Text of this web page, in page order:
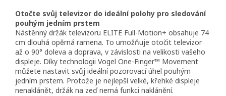
Otočte svůj televizor do ideální polohy pro sledování
pouhým jedním prstem
Nástěnný držák televizoru ELITE Full-Motion+ obsahuje 74
cm dlouhá opěrná ramena. To umožňuje otočit televizor
až o 90° doleva a doprava, v závislosti na velikosti vašeho
displeje. Díky technologii Vogel One-Finger™ Movement
můžete nastavit svůj ideální pozorovací úhel pouhým
jedním prstem. Protože je nejlepší velké, křehké displeje
nenaklánět, držák na zeď nemá funkci naklánění.